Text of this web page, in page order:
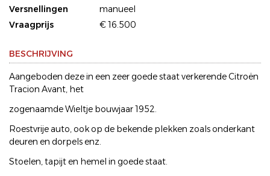
Versnellingen
manueel
Vraagprijs
€ 16.500
BESCHRIJVING
Aangeboden deze in een zeer goede staat verkerende Citroën
Tracion Avant, het
zogenaamde Wieltje bouwjaar 1952.
Roestvrije auto, ook op de bekende plekken zoals onderkant
deuren en dorpels enz.
Stoelen, tapijt en hemel in goede staat.